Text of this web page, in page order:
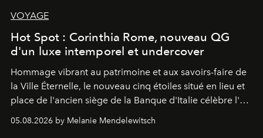
VOYAGE
Hot Spot : Corinthia Rome, nouveau QG
d'un luxe intemporel et undercover
Hommage vibrant au patrimoine et aux savoirs-faire de
la Ville Éternelle, le nouveau cinq étoiles situé en lieu et
place de l'ancien siège de la Banque d'Italie célèbre l'art
de vivre Romain dans toute son élégance intemporelle.
05.08.2026 by Melanie Mendelewitsch